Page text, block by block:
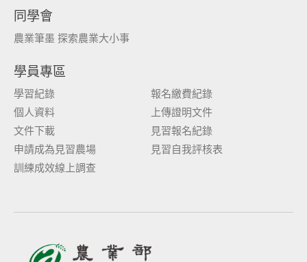
同學會
農業筆墨 探索農業大小事
學員專區
學習紀錄
報名繳費紀錄
個人資料
上傳證明文件
文件下載
見習報名紀錄
申請成為見習農場
見習自我評核表
訓練成效線上調查